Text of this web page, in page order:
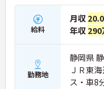
給料
月収
年収 290
勤務地
静岡県
ＪＲ東
ス・車8